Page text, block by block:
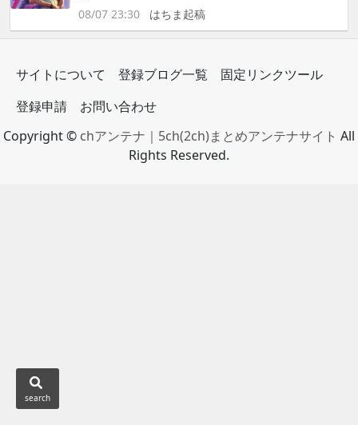
08/07 23:30
はちま起稿
サイトについて 登録ブログ一覧
固定リンクツール
登録申請
お問い合わせ
Copyright © chアンテナ｜5ch(2ch)まとめアンテナサイト All
Rights Reserved.
search